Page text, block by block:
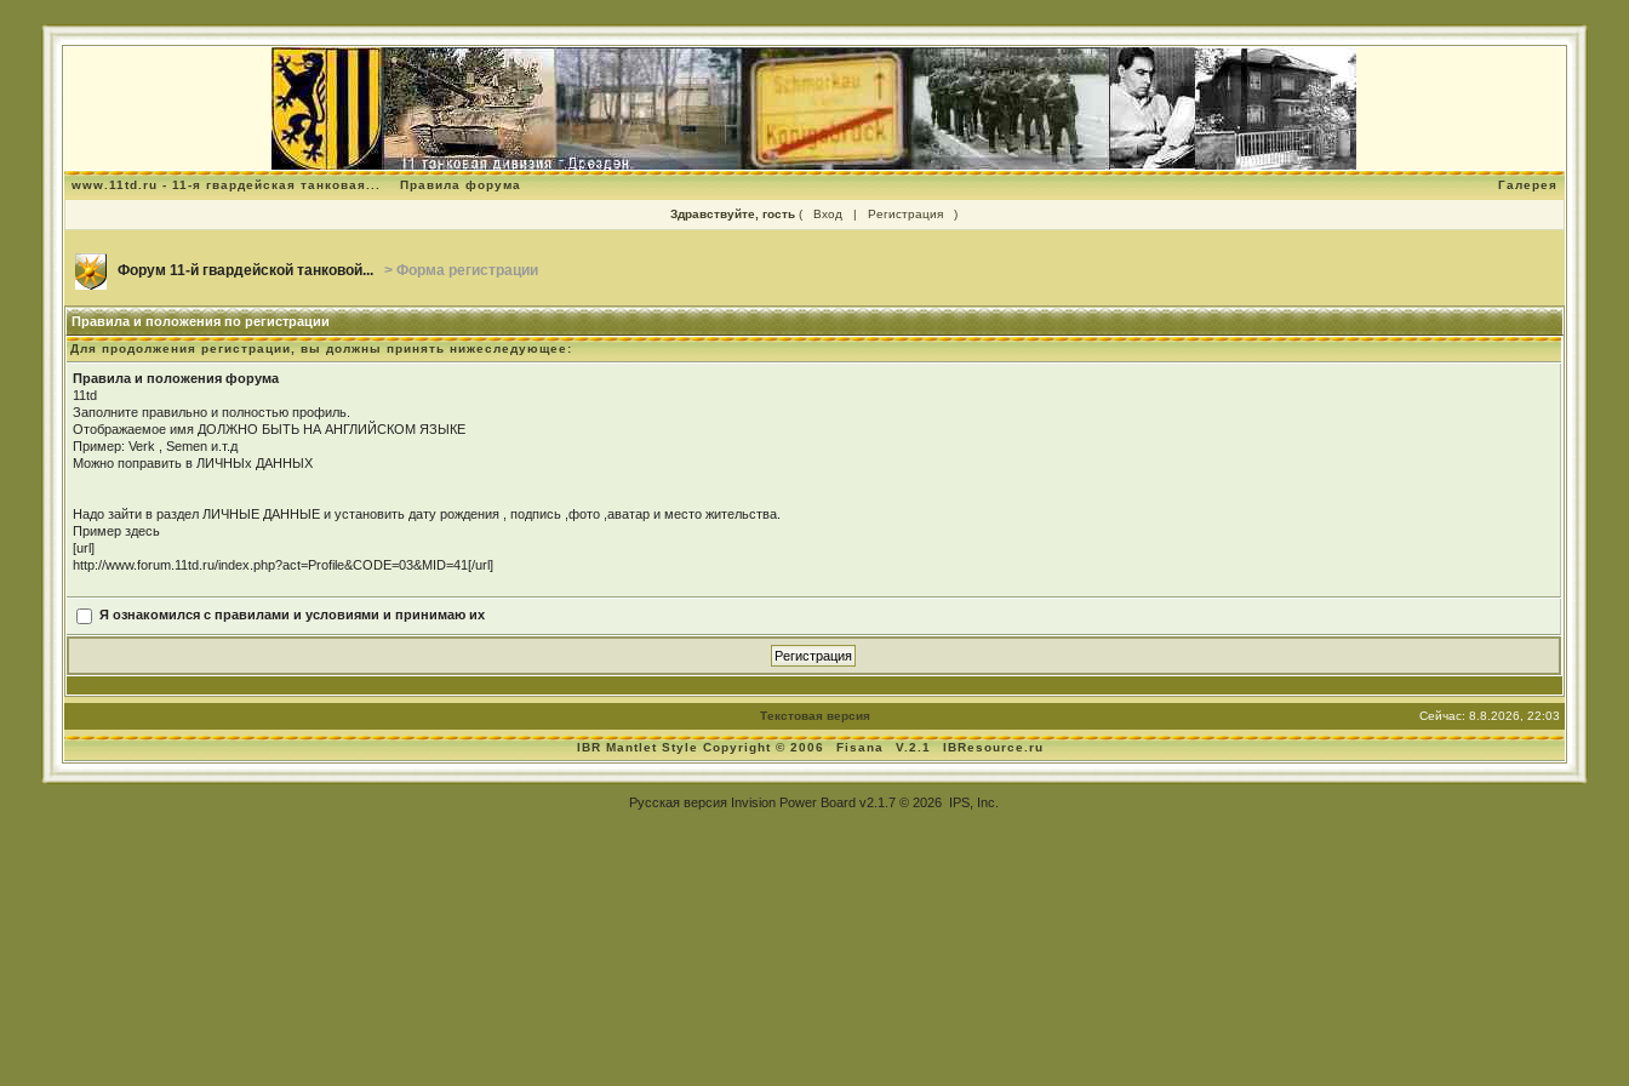
www.11td.ru - 11-я гвардейская танковая... Правила форума Галерея
Здравствуйте, гость ( Вход | Регистрация )
Форум 11-й гвардейской танковой... > Форма регистрации
Правила и положения по регистрации
Для продолжения регистрации, вы должны принять нижеследующее:
Правила и положения форума
11td
Заполните правильно и полностью профиль.
Отображаемое имя ДОЛЖНО БЫТЬ НА АНГЛИЙСКОМ ЯЗЫКЕ
Пример: Verk , Semen и.т.д
Можно поправить в ЛИЧНЫх ДАННЫХ
Надо зайти в раздел ЛИЧНЫЕ ДАННЫЕ и установить дату рождения , подпись ,фото ,аватар и место жительства.
Пример здесь
[url]
http://www.forum.11td.ru/index.php?act=Profile&CODE=03&MID=41[/url]
Я ознакомился с правилами и условиями и принимаю их
Текстовая версия Сейчас: 8.8.2026, 22:03
IBR Mantlet Style Copyright © 2006 Fisana V.2.1 IBResource.ru
Русская версия Invision Power Board v2.1.7 © 2026 IPS, Inc.